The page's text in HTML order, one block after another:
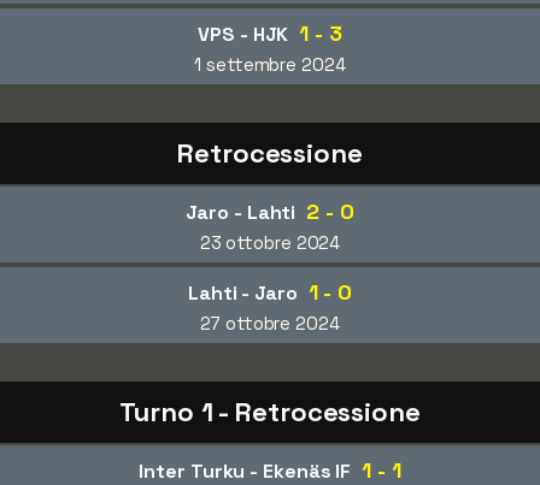
VPS - HJK 1 - 3
1 settembre 2024
Retrocessione
Jaro - Lahti 2 - 0
23 ottobre 2024
Lahti - Jaro 1 - 0
27 ottobre 2024
Turno 1 - Retrocessione
Inter Turku - Ekenäs IF 1 - 1